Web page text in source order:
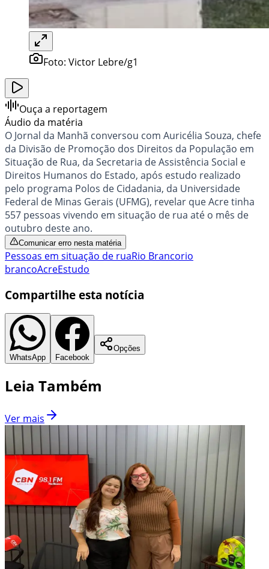
Foto: Victor Lebre/g1
Ouça a reportagem
Áudio da matéria
O Jornal da Manhã conversou com Auricélia Souza, chefe
da Divisão de Promoção dos Direitos da População em
Situação de Rua, da Secretaria de Assistência Social e
Direitos Humanos do Estado, após estudo realizado
pelo programa Polos de Cidadania, da Universidade
Federal de Minas Gerais (UFMG), revelar queAcre tinha
557 pessoas vivendo em situação de rua até o mês de
outubro deste ano.
Comunicar erro nesta matéria
Pessoas em situação de ruaRio Brancorio
brancoAcreEstudo
Compartilhe esta notícia
WhatsApp Facebook
Opções
Leia Também
Ver mais